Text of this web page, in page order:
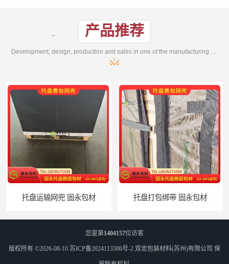
产品推荐
托盘运输网兜 固永包材 托盘打包绑带 固永包材
您是第1404157位访客
版权所有 ©2026-08-10 苏ICP备2024113386号-2 双忠包装材料(苏州)有限公司 保